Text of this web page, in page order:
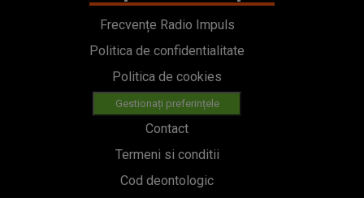
Frecvențe Radio Impuls
Politica de confidentialitate
Politica de cookies
Gestionați preferințele
Contact
Termeni si conditii
Cod deontologic